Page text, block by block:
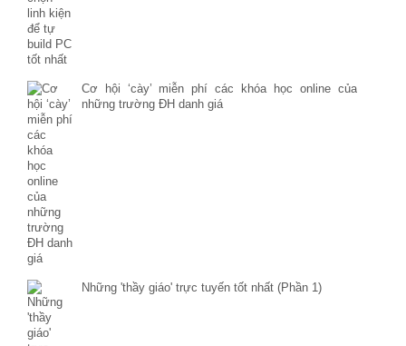
Cơ hội ‘cày’ miễn phí các khóa học online của
những trường ĐH danh giá
Những 'thầy giáo' trực tuyến tốt nhất (Phần 1)